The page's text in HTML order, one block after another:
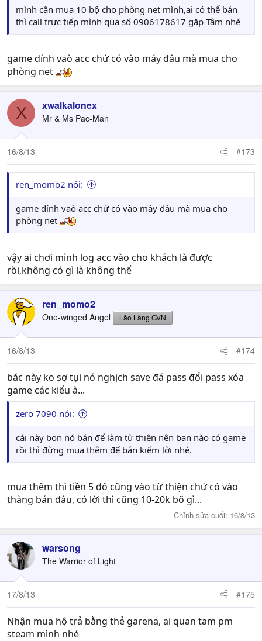
mình cần mua 10 bộ cho phòng net mình,ai có thể bán
thì call trực tiếp mình qua số 0906178617 gặp Tâm nhé
game dính vaò acc chứ có vào máy đâu mà mua cho
phòng net
X xwalkalonex
Mr & Ms Pac-Man
16/8/13 #173
ren_momo2 nói:
game dính vaò acc chứ có vào máy đâu mà mua cho
phòng net
vậy ai chơi mình log acc vào cho khách là được
rồi,không có gì là không thể
ren_momo2
One-winged Angel Lão Làng GVN
16/8/13 #174
bác này ko sợ tụi nó nghịch save đá pass đổi pass xóa
game các kiểu à...
zero 7090 nói:
cái này bọn nó bán để làm từ thiện nên bạn nào có game
rồi thì đừng mua thêm để bán kiếm lời nhé.
mua thêm thì tiền 5 đô cũng vào từ thiện chứ có vào
thằng bán đâu, có lời thì cũng 10-20k bõ gì...
Chỉnh sửa cuối: 16/8/13
warsong
The Warrior of Light
17/8/13 #175
Nhận mua hộ trả bằng thẻ garena, ai quan tam pm
steam mình nhé